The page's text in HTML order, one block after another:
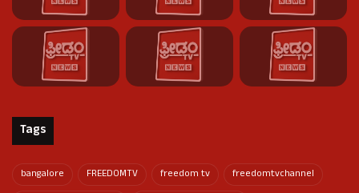
Tags
bangalore FREEDOMTV freedom tv
freedomtvchannel